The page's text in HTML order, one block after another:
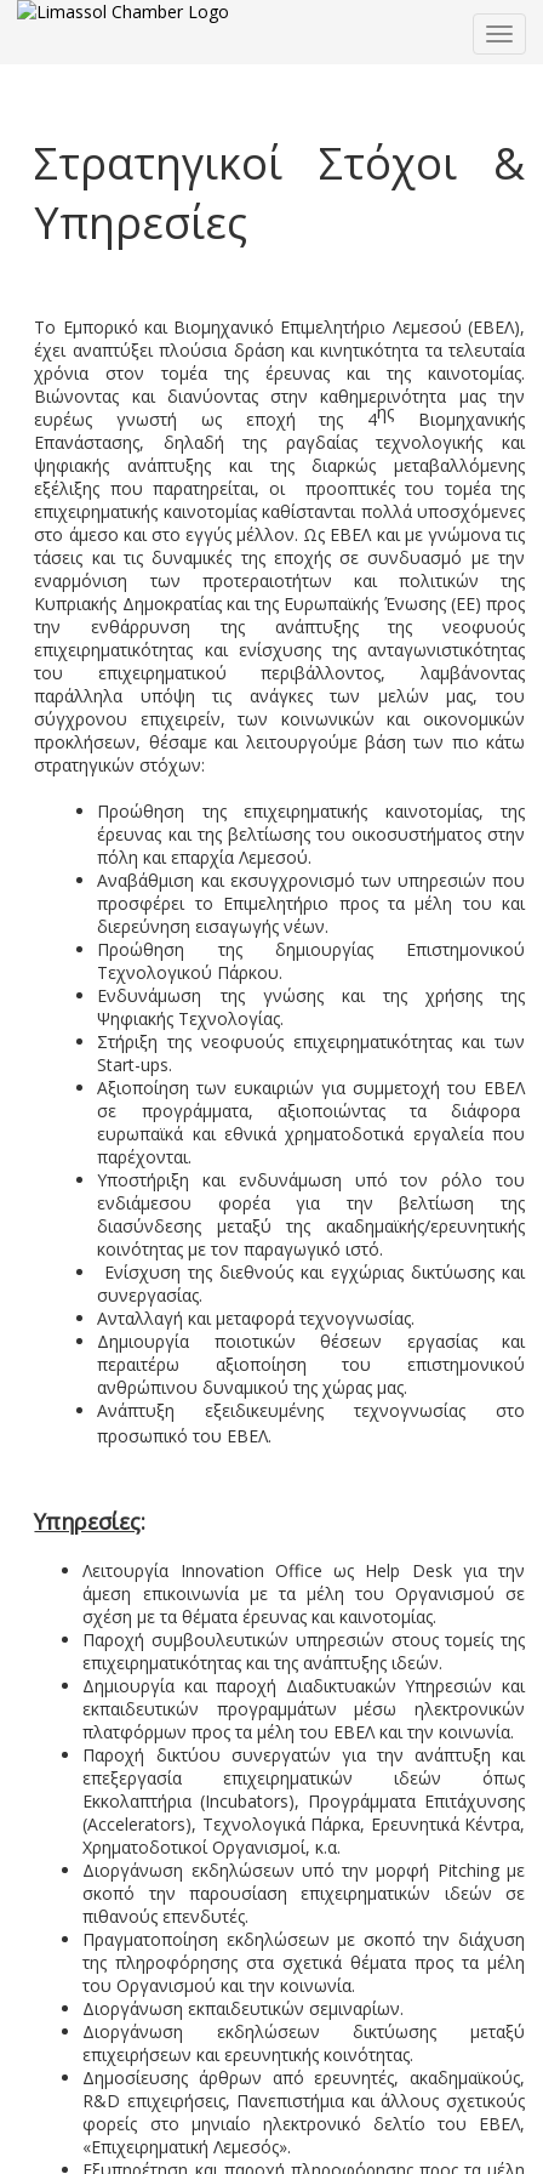
Στρατηγικοί Στόχοι &
Υπηρεσίες
Το Εμπορικό και Βιομηχανικό Επιμελητήριο Λεμεσού (ΕΒΕΛ),
έχει αναπτύξει πλούσια δράση και κινητικότητα τα τελευταία
χρόνια στον τομέα της έρευνας και της καινοτομίας.
Βιώνοντας και διανύοντας στην καθημερινότητα μας την
ευρέως γνωστή ως εποχή της 4ης Βιομηχανικής
Επανάστασης, δηλαδή της ραγδαίας τεχνολογικής και
ψηφιακής ανάπτυξης και της διαρκώς μεταβαλλόμενης
εξέλιξης που παρατηρείται, οι προοπτικές του τομέα της
επιχειρηματικής καινοτομίας καθίστανται πολλά υποσχόμενες
στο άμεσο και στο εγγύς μέλλον. Ως ΕΒΕΛ και με γνώμονα τις
τάσεις και τις δυναμικές της εποχής σε συνδυασμό με την
εναρμόνιση των προτεραιοτήτων και πολιτικών της
Κυπριακής Δημοκρατίας και της Ευρωπαϊκής Ένωσης (ΕΕ) προς
την ενθάρρυνση της ανάπτυξης της νεοφυούς
επιχειρηματικότητας και ενίσχυσης της ανταγωνιστικότητας
του επιχειρηματικού περιβάλλοντος, λαμβάνοντας
παράλληλα υπόψη τις ανάγκες των μελών μας, του
σύγχρονου επιχειρείν, των κοινωνικών και οικονομικών
προκλήσεων, θέσαμε και λειτουργούμε βάση των πιο κάτω
στρατηγικών στόχων:
Προώθηση της επιχειρηματικής καινοτομίας, της
έρευνας και της βελτίωσης του οικοσυστήματος στην
πόλη και επαρχία Λεμεσού.
Αναβάθμιση και εκσυγχρονισμό των υπηρεσιών που
προσφέρει το Επιμελητήριο προς τα μέλη του και
διερεύνηση εισαγωγής νέων.
Προώθηση της δημιουργίας Επιστημονικού
Τεχνολογικού Πάρκου.
Ενδυνάμωση της γνώσης και της χρήσης της
Ψηφιακής Τεχνολογίας.
Στήριξη της νεοφυούς επιχειρηματικότητας και των
Start-ups.
Αξιοποίηση των ευκαιριών για συμμετοχή του ΕΒΕΛ
σε προγράμματα, αξιοποιώντας τα διάφορα
ευρωπαϊκά και εθνικά χρηματοδοτικά εργαλεία που
παρέχονται.
Υποστήριξη και ενδυνάμωση υπό τον ρόλο του
ενδιάμεσου φορέα για την βελτίωση της
διασύνδεσης μεταξύ της ακαδημαϊκής/ερευνητικής
κοινότητας με τον παραγωγικό ιστό.
Ενίσχυση της διεθνούς και εγχώριας δικτύωσης και
συνεργασίας.
Ανταλλαγή και μεταφορά τεχνογνωσίας.
Δημιουργία ποιοτικών θέσεων εργασίας και
περαιτέρω αξιοποίηση του επιστημονικού
ανθρώπινου δυναμικού της χώρας μας.
Ανάπτυξη εξειδικευμένης τεχνογνωσίας στο
προσωπικό του ΕΒΕΛ.
Υπηρεσίες:
Λειτουργία Innovation Office ως Help Desk για την
άμεση επικοινωνία με τα μέλη του Οργανισμού σε
σχέση με τα θέματα έρευνας και καινοτομίας.
Παροχή συμβουλευτικών υπηρεσιών στους τομείς της
επιχειρηματικότητας και της ανάπτυξης ιδεών.
Δημιουργία και παροχή Διαδικτυακών Υπηρεσιών και
εκπαιδευτικών προγραμμάτων μέσω ηλεκτρονικών
πλατφόρμων προς τα μέλη του ΕΒΕΛ και την κοινωνία.
Παροχή δικτύου συνεργατών για την ανάπτυξη και
επεξεργασία επιχειρηματικών ιδεών όπως
Εκκολαπτήρια (Incubators), Προγράμματα Επιτάχυνσης
(Accelerators), Τεχνολογικά Πάρκα, Ερευνητικά Κέντρα,
Χρηματοδοτικοί Οργανισμοί, κ.α.
Διοργάνωση εκδηλώσεων υπό την μορφή Pitchingμε
σκοπό την παρουσίαση επιχειρηματικών ιδεών σε
πιθανούς επενδυτές.
Πραγματοποίηση εκδηλώσεων με σκοπό την διάχυση
της πληροφόρησης στα σχετικά θέματα προς τα μέλη
του Οργανισμού και την κοινωνία.
Διοργάνωση εκπαιδευτικών σεμιναρίων.
Διοργάνωση εκδηλώσεων δικτύωσης μεταξύ
επιχειρήσεων και ερευνητικής κοινότητας.
Δημοσίευσης άρθρων από ερευνητές, ακαδημαϊκούς,
R&D επιχειρήσεις, Πανεπιστήμια και άλλους σχετικούς
φορείς στο μηνιαίο ηλεκτρονικό δελτίο του ΕΒΕΛ,
«Επιχειρηματική Λεμεσός».